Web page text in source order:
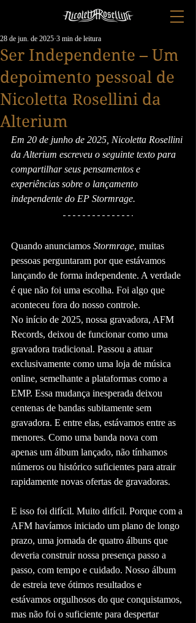
Ser Independente – Um
depoimento pessoal de
Nicoletta Rosellini da
Alterium
28 de jun. de 2025 3 min de leitura
Em 20 de junho de 2025, Nicoletta Rosellini
da Alterium escreveu o seguinte texto para
compartilhar seus pensamentos e
experiências sobre o lançamento
independente do EP Stormrage.
Quando anunciamos Stormrage, muitas
pessoas perguntaram por que estávamos
lançando de forma independente. A verdade
é que não foi uma escolha. Foi algo que
aconteceu fora do nosso controle.
No início de 2025, nossa gravadora, AFM
Records, deixou de funcionar como uma
gravadora tradicional. Passou a atuar
exclusivamente como uma loja de música
online, semelhante a plataformas como a
EMP. Essa mudança inesperada deixou
centenas de bandas subitamente sem
gravadora. E entre elas, estávamos entre as
menores. Como uma banda nova com
apenas um álbum lançado, não tínhamos
números ou histórico suficientes para atrair
rapidamente novas ofertas de gravadoras.
E isso foi difícil. Muito difícil. Porque com a
AFM havíamos iniciado um plano de longo
prazo, uma jornada de quatro álbuns que
deveria construir nossa presença passo a
passo, com tempo e cuidado. Nosso álbum
de estreia teve ótimos resultados e
estávamos orgulhosos do que conquistamos,
mas não foi o suficiente para despertar